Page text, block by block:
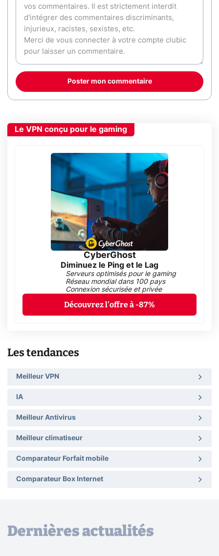
Poster mon commentaire
Le VPN conçu pour le gaming
CyberGhost
Diminuez le Ping et le Lag
Serveurs optimisés pour le gaming
Réseau mondial dans 100 pays
Connexion sécurisée et privée
Découvrez l'offre à -87%
Les tendances
Meilleur VPN
IA
Meilleur Antivirus
Meilleur climatiseur
Comparateur Forfait mobile
Comparateur Box Internet
Dernières actualités